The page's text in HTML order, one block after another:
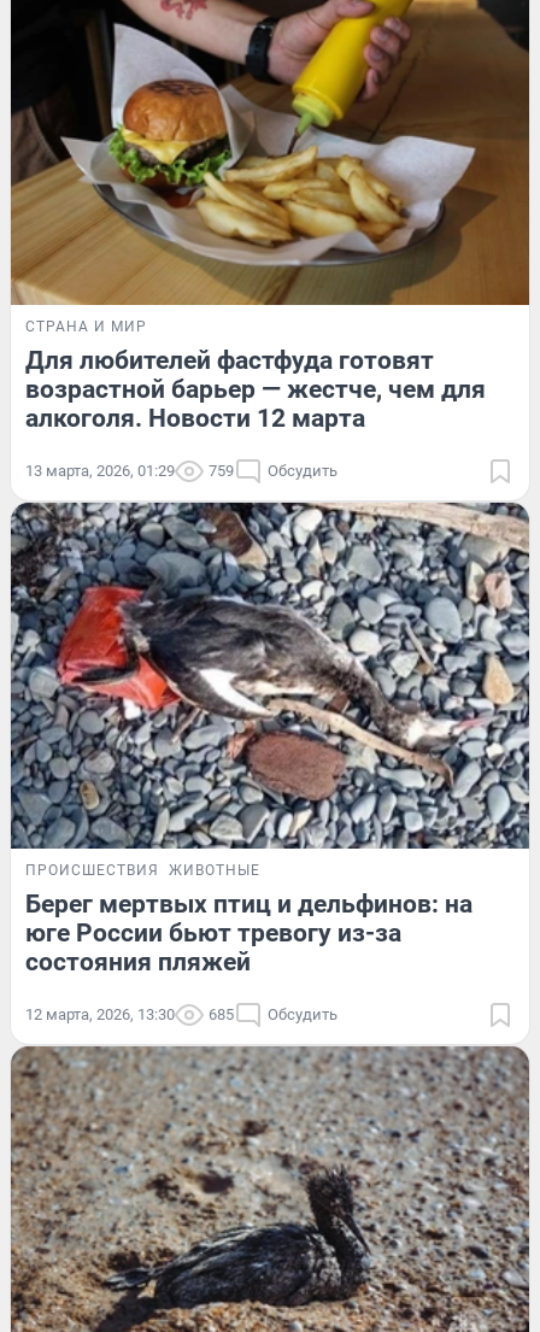
СТРАНА И МИР
Для любителей фастфуда готовят
возрастной барьер — жестче, чем для
алкоголя. Новости 12 марта
13 марта, 2026, 01:29 759 Обсудить
ПРОИСШЕСТВИЯ ЖИВОТНЫЕ
Берег мертвых птиц и дельфинов: на
юге России бьют тревогу из-за
состояния пляжей
12 марта, 2026, 13:30 685 Обсудить